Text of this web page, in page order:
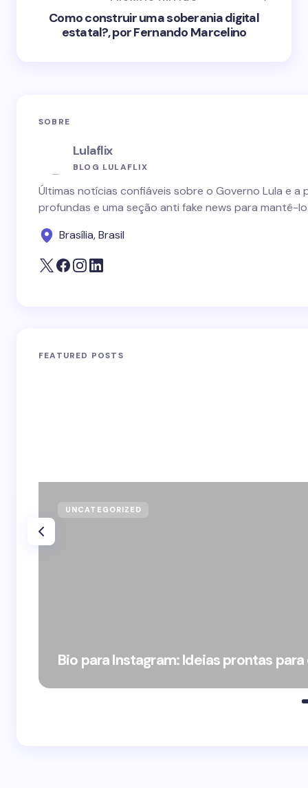
Como construir uma soberania digital
estatal?, por Fernando Marcelino
SOBRE
Lulaflix
BLOG LULAFLIX
Últimas notícias confiáveis sobre o Governo Lula e
profundas e uma seção anti fake news para mantê-
Brasília, Brasil
FEATURED POSTS
UNCATEGORIZED
Bio para Instagram: Ideias prontas